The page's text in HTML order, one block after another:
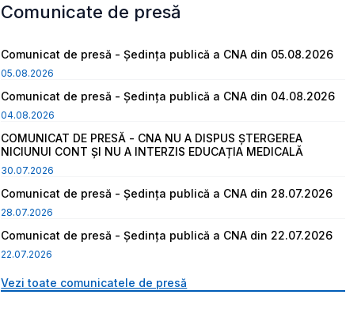
Comunicate de presă
Comunicat de presă - Ședința publică a CNA din 05.08.2026
05.08.2026
Comunicat de presă - Ședința publică a CNA din 04.08.2026
04.08.2026
COMUNICAT DE PRESĂ - CNA NU A DISPUS ȘTERGEREA
NICIUNUI CONT ȘI NU A INTERZIS EDUCAȚIA MEDICALĂ
30.07.2026
Comunicat de presă - Ședința publică a CNA din 28.07.2026
28.07.2026
Comunicat de presă - Ședința publică a CNA din 22.07.2026
22.07.2026
Vezi toate comunicatele de presă